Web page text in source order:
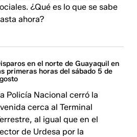
¿Qué es lo que se sabe
ahora?
en el norte de Guayaquil en
primeras horas del sábado 5 de
Policía Nacional cerró la
cerca al Terminal
al igual que en el
de Urdesa por la